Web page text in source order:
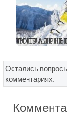
Остались
комментариях.